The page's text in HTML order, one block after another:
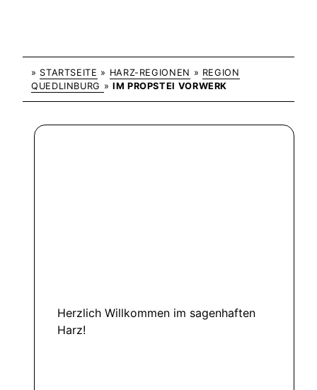
» STARTSEITE » HARZ-REGIONEN » REGION
QUEDLINBURG » IM PROPSTEI VORWERK
Herzlich Willkommen im sagenhaften
Harz!